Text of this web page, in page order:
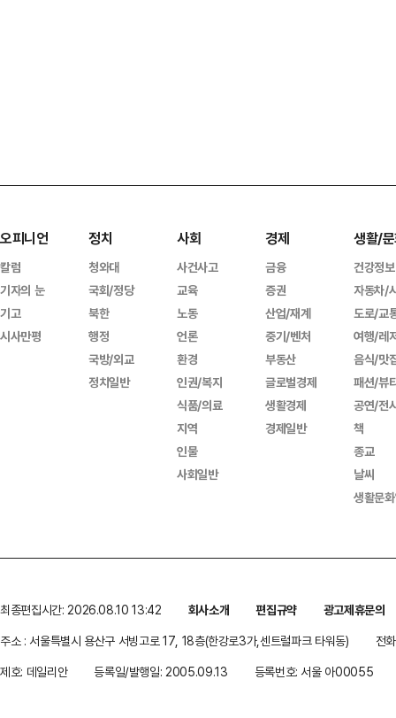
오피니언
칼럼
기자의 눈
기고
시사만평
정치
청와대
국회/정당
북한
행정
국방/외교
정치일반
사회
사건사고
교육
노동
언론
환경
인권/복지
식품/의료
지역
인물
사회일반
경제
금융
증권
산업/재계
중기/벤처
부동산
글로벌경제
생활경제
경제일반
생활/
건강정보
자동차/
도로/교
여행/레
음식/맛
패션/뷰
공연/전
책
종교
날씨
생활문
최종편집시간: 2026.08.10 13:42 회사소개 편집규약
광고제휴문의
주소 : 서울특별시 용산구 서빙고로 17, 18층(한강로3가,센트럴파크 타워동)
전
제호: 데일리안
등록일/발행일: 2005.09.13 등록번호: 서울 아00055